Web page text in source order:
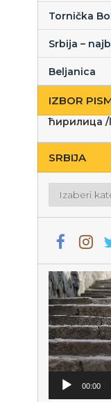
Tornička
Srbija –
Beljanica
IZBOR
ћирилица /
SRBIJA
Прегледач
видео
записа
00:00